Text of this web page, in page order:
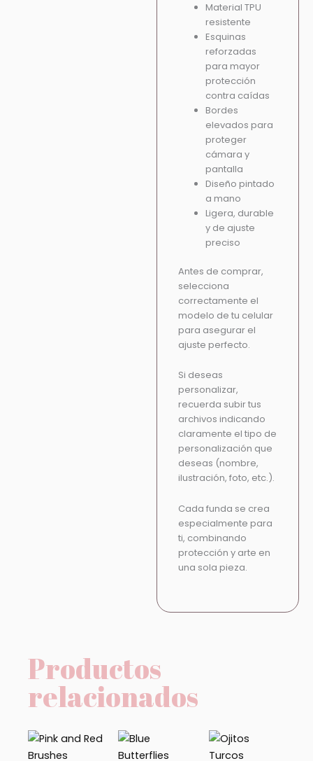
Material TPU
resistente
Esquinas
reforzadas
para mayor
protección
contra caídas
Bordes
elevados para
proteger
cámara y
pantalla
Diseño pintado
a mano
Ligera, durable
y de ajuste
preciso
Antes de comprar,
selecciona
correctamente el
modelo de tu celular
para asegurar el
ajuste perfecto.
Si deseas
personalizar,
recuerda subir tus
archivos indicando
claramente el tipo de
personalización que
deseas (nombre,
ilustración, foto, etc.).
Cada funda se crea
especialmente para
ti, combinando
protección y arte en
una sola pieza.
Productos
relacionados
Rango
de
precios:
Rango
precios: